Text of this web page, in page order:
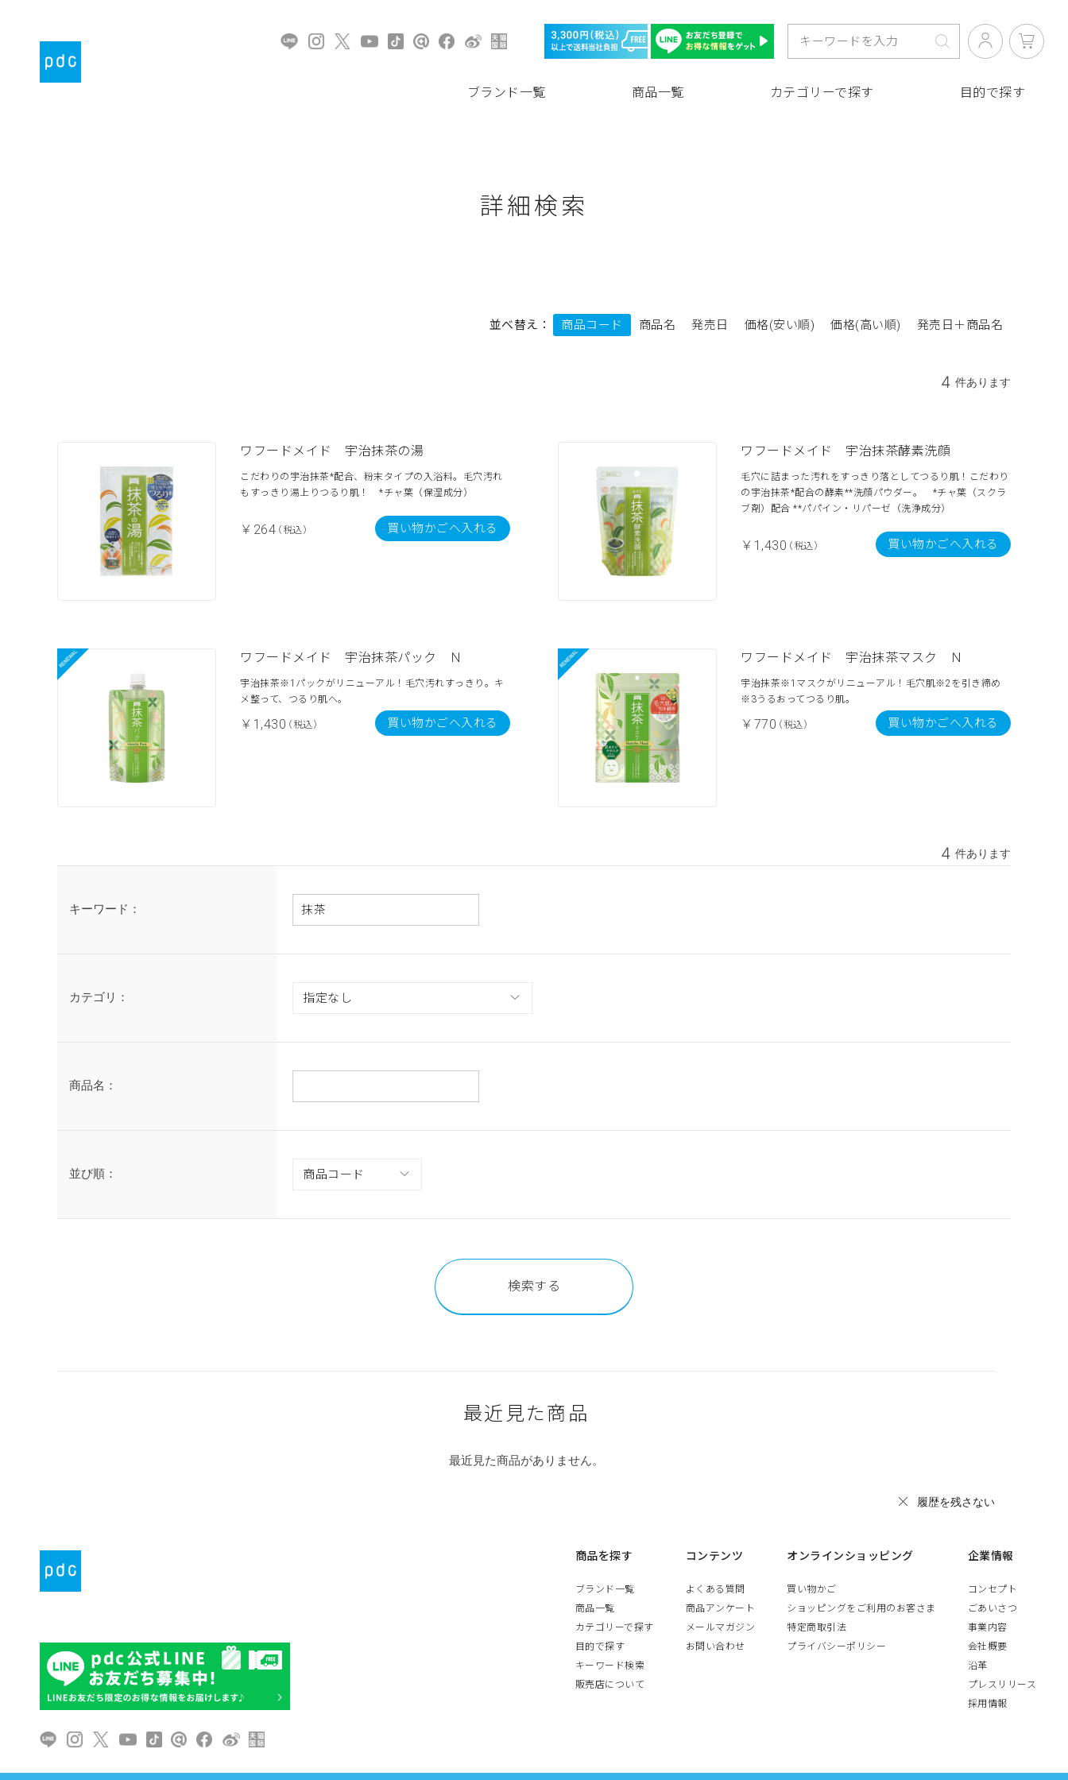
ブランド一覧 商品一覧 カテゴリーで探す 目的で探す
詳細検索
並べ替え： 商品コード 商品名 発売日 価格(安い順) 価格(高い順) 発売日＋商品名
4 件あります
ワフードメイド 宇治抹茶の湯
こだわりの宇治抹茶*配合、粉末タイプの入浴料。毛穴汚れ
もすっきり湯上りつるり肌！ *チャ葉（保湿成分）
￥264（税込） 買い物かごへ入れる
ワフードメイド 宇治抹茶酵素洗顔
毛穴に詰まった汚れをすっきり落としてつるり肌！こだわり
の宇治抹茶*配合の酵素**洗顔パウダー。 *チャ葉（スクラ
ブ剤）配合 **パパイン・リパーゼ（洗浄成分）
￥1,430（税込） 買い物かごへ入れる
ワフードメイド 宇治抹茶パック Ｎ
宇治抹茶※1パックがリニューアル！毛穴汚れすっきり。キ
メ整って、つるり肌へ。
￥1,430（税込） 買い物かごへ入れる
ワフードメイド 宇治抹茶マスク Ｎ
宇治抹茶※1マスクがリニューアル！毛穴肌※2を引き締め
※3うるおってつるり肌。
￥770（税込） 買い物かごへ入れる
4 件あります
キーワード：
カテゴリ：
商品名：
並び順：
最近見た商品
最近見た商品がありません。
履歴を残さない
商品を探す
ブランド一覧
商品一覧
カテゴリーで探す
目的で探す
キーワード検索
販売店について
コンテンツ
よくある質問
商品アンケート
メールマガジン
お問い合わせ
オンラインショッピング
買い物かご
ショッピングをご利用のお客さま
特定商取引法
プライバシーポリシー
企業情報
コンセプト
ごあいさつ
事業内容
会社概要
沿革
プレスリリース
採用情報